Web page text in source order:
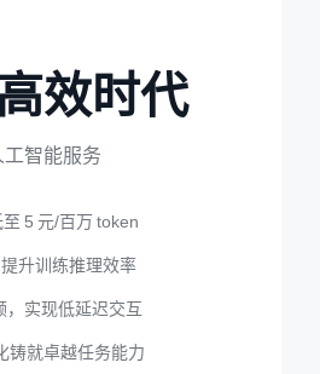
效时代
智能服务
5 元/百万 token
升训练推理效率
，实现低延迟交互
铸就卓越任务能力